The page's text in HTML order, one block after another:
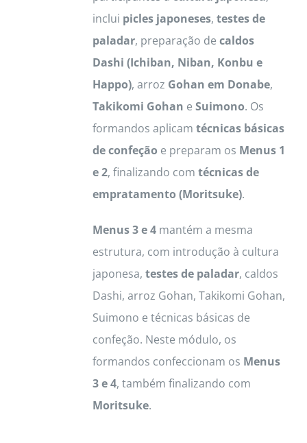
inclui picles japoneses, testes de
paladar, preparação de caldos
Dashi (Ichiban, Niban, Konbu e
Happo), arroz Gohan em Donabe,
Takikomi Gohan e Suimono. Os
formandos aplicam técnicas básicas
de confeção e preparam os Menus 1
e 2, finalizando com técnicas de
empratamento (Moritsuke).
Menus 3 e 4mantém a mesma
estrutura, com introdução à cultura
japonesa, testes de paladar, caldos
Dashi, arroz Gohan, Takikomi Gohan,
Suimono e técnicas básicas de
confeção. Neste módulo, os
formandos confeccionam os Menus
3 e 4, também finalizando com
Moritsuke.